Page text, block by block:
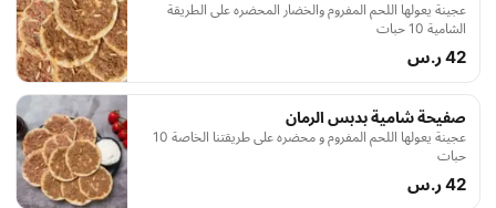
عجينة يعولها اللحم المفروم والخضار المحضره على الطريقة
الشامية 10 حبات
42 ر.س
صفيحة شامية بدبس الرمان
عجينة يعولها اللحم المفروم و محضره على طريقتنا الخاصة 10
حبات
42 ر.س